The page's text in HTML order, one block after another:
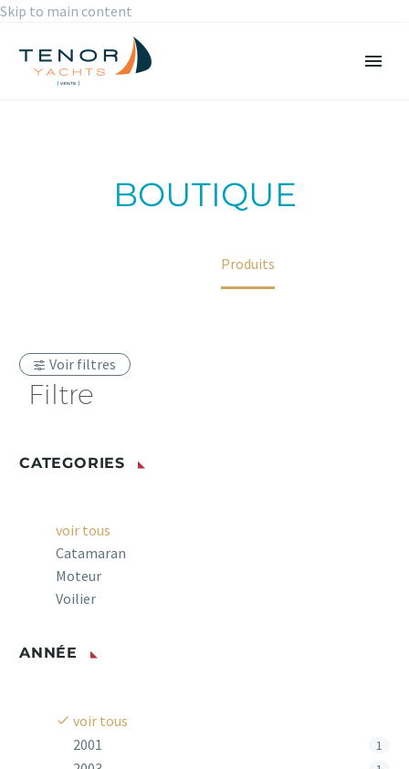
Skip to main content
BOUTIQUE
Produits
Voir filtres
Filtre
CATEGORIES
voir tous
Catamaran
Moteur
Voilier
ANNÉE
voir tous
2001
1